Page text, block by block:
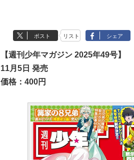
ポスト リスト シェア
【週刊少年マガジン 2025年49号】
11月5日 発売
価格：400円